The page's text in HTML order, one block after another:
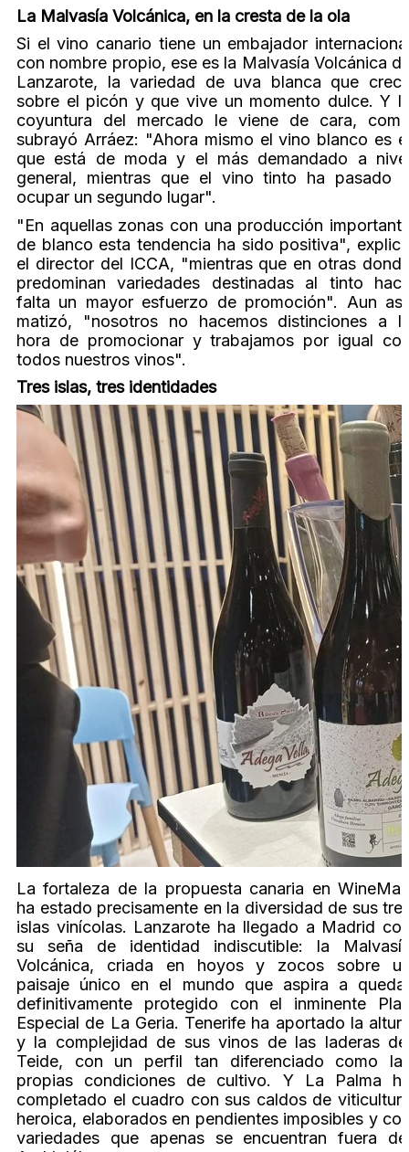
La Malvasía Volcánica, en la cresta de la ola
Si el vino canario tiene un embajador
con nombre propio, ese es la Malvasía Volcánica
Lanzarote, la variedad de uva blanca que
sobre el picón y que vive un momento dulce. Y
coyuntura del mercado le viene de cara,
subrayó Arráez: "Ahora mismo el vino blanco es
que está de moda y el más demandado a
general, mientras que el vino tinto ha pasado
ocupar un segundo lugar".
"En aquellas zonas con una producción
de blanco esta tendencia ha sido positiva",
el director del ICCA, "mientras que en otras
predominan variedades destinadas al tinto
falta un mayor esfuerzo de promoción". Aun
matizó, "nosotros no hacemos distinciones a
hora de promocionar y trabajamos por igual
todos nuestros vinos".
Tres islas, tres identidades
La fortaleza de la propuesta canaria en
ha estado precisamente en la diversidad de sus
islas vinícolas. Lanzarote ha llegado a Madrid
su seña de identidad indiscutible: la
Volcánica, criada en hoyos y zocos sobre
paisaje único en el mundo que aspira a
definitivamente protegido con el inminente
Especial de La Geria. Tenerife ha aportado la
y la complejidad de sus vinos de las laderas
Teide, con un perfil tan diferenciado como
propias condiciones de cultivo. Y La Palma
completado el cuadro con sus caldos de
heroica, elaborados en pendientes imposibles y
variedades que apenas se encuentran fuera